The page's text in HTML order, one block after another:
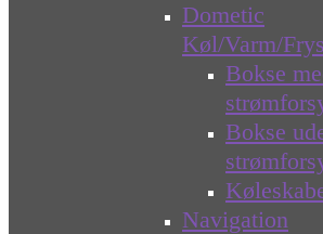
Dometic
Køl/Varm/
Bokse
Bokse
Navigation